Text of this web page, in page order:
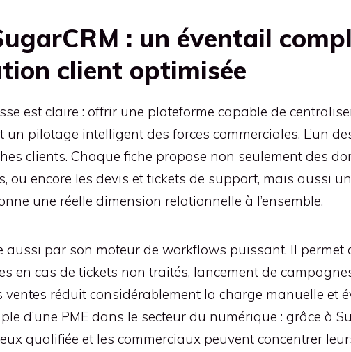
: un éventail
client optimisée
est claire : offrir une plateforme capable de
pilotage intelligent des forces commerciales. L’un
clients. Chaque fiche propose non seulement des
ou encore les devis et tickets de support, mais aussi
une réelle dimension relationnelle à l’ensemble.
aussi par son moteur de workflows puissant. Il permet
en cas de tickets non traités, lancement de
ventes réduit considérablement la charge manuelle et
d’une PME dans le secteur du numérique : grâce à
qualifiée et les commerciaux peuvent concentrer